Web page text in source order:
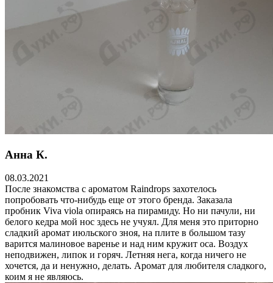
Анна К.
08.03.2021
После знакомства с ароматом Raindrops захотелось
попробовать что-нибудь еще от этого бренда. Заказала
пробник Viva viola опираясь на пирамиду. Но ни пачули, ни
белого кедра мой нос здесь не учуял. Для меня это приторно
сладкий аромат июльского зноя, на плите в большом тазу
варится малиновое варенье и над ним кружит оса. Воздух
неподвижен, липок и горяч. Летняя нега, когда ничего не
хочется, да и ненужно, делать. Аромат для любителя сладкого,
коим я не являюсь.